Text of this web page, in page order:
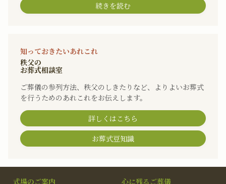
続きを読む
知っておきたいあれこれ
秩父の
お葬式相談室
ご葬儀の参列方法、秩父のしきたりなど、よりよいお葬式
を行うためのあれこれをお伝えします。
詳しくはこちら
お葬式豆知識
式場のご案内
心に残るご葬儀